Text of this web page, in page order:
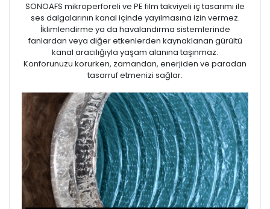
SONOAFS mikroperforeli ve PE film takviyeli iç tasarımı ile
ses dalgalarının kanal içinde yayılmasına izin vermez.
İklimlendirme ya da havalandırma sistemlerinde
fanlardan veya diğer etkenlerden kaynaklanan gürültü
kanal aracılığıyla yaşam alanına taşınmaz.
Konforunuzu korurken, zamandan, enerjiden ve paradan
tasarruf etmenizi sağlar.